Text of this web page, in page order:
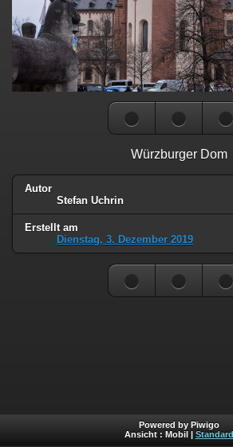
Würzburger Dom
Autor
Stefan Uchrin
Erstellt am
Dienstag, 3. Dezember 2019
Powered by Piwigo
Ansicht : Mobil Standard